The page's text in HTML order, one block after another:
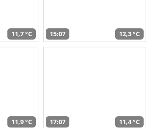
11,7 °C 15:07 12,3 °C
11,9 °C 17:07 11,4 °C